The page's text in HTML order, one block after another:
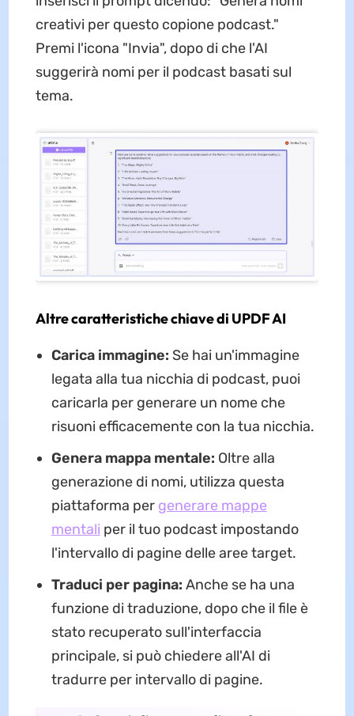
creativi per questo copione podcast."
Premi l'icona "Invia", dopo di che l'AI
suggerirà nomi per il podcast basati sul
tema.
Altre caratteristiche chiave di UPDF AI
Carica immagine: Se hai un'immagine
legata alla tua nicchia di podcast, puoi
caricarla per generare un nome che
risuoni efficacemente con la tua nicchia.
Genera mappa mentale: Oltre alla
generazione di nomi, utilizza questa
piattaforma per generare mappe
mentali per il tuo podcast impostando
l'intervallo di pagine delle aree target.
Traduci per pagina: Anche se ha una
funzione di traduzione, dopo che il file è
stato recuperato sull'interfaccia
principale, si può chiedere all'AI di
tradurre per intervallo di pagine.